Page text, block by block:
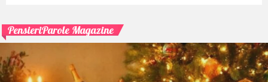
PensieriParole Magazine